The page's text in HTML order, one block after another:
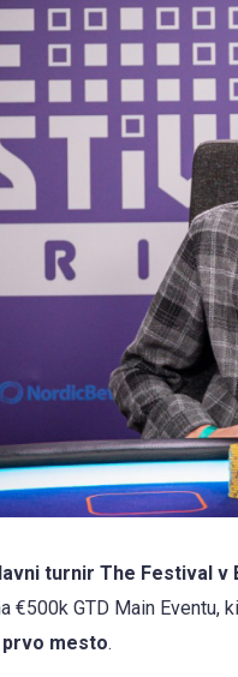
turnir The Festival v
€500k GTD Main
prvo mesto.